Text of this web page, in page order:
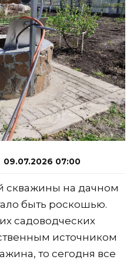
09.07.2026 07:00
скважины на дачном
быть роскошью.
садоводческих
источником
то сегодня все